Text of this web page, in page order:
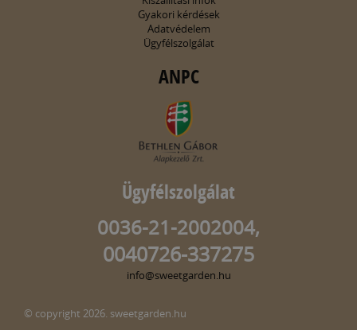
Gyakori kérdések
Adatvédelem
Ügyfélszolgálat
ANPC
Ügyfélszolgálat
0036-21-2002004,
0040726-337275
info@sweetgarden.hu
© copyright 2026. sweetgarden.hu